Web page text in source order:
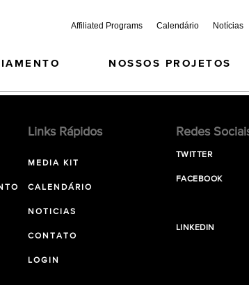
Affiliated Programs Calendário Notícias
NOSSOS PROJETOS
Links Rápidos
MEDIA KIT
CALENDÁRIO
NOTICIAS
CONTATO
LOGIN
Redes
TWITTER
FACEBOOK
LINKEDIN